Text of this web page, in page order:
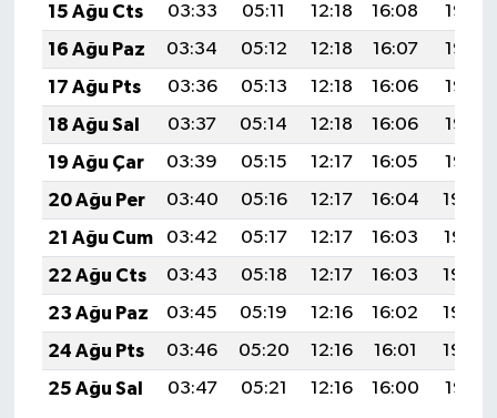
15 Ağu Cts
03:33 05:11 12:18 16:08
19:16
16 Ağu Paz
03:34 05:12 12:18 16:07
19:14
17 Ağu Pts
03:36 05:13 12:18 16:06
19:13
18 Ağu Sal
03:37 05:14 12:18 16:06
19:12
19 Ağu Çar
03:39 05:15 12:17 16:05
19:10
20 Ağu Per
03:40 05:16 12:17 16:04
19:09
21 Ağu Cum
03:42 05:17 12:17 16:03
19:07
22 Ağu Cts
03:43 05:18 12:17 16:03
19:06
23 Ağu Paz
03:45 05:19 12:16 16:02
19:04
24 Ağu Pts
03:46 05:20 12:16 16:01
19:03
25 Ağu Sal
03:47 05:21 12:16 16:00 19:01